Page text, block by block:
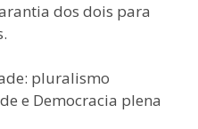
dos dois para
pluralismo
e Democracia plena